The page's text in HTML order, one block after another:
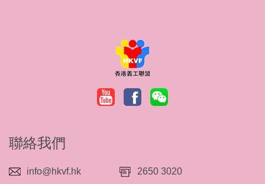
聯絡我們
info@hkvf.hk 2650 3020